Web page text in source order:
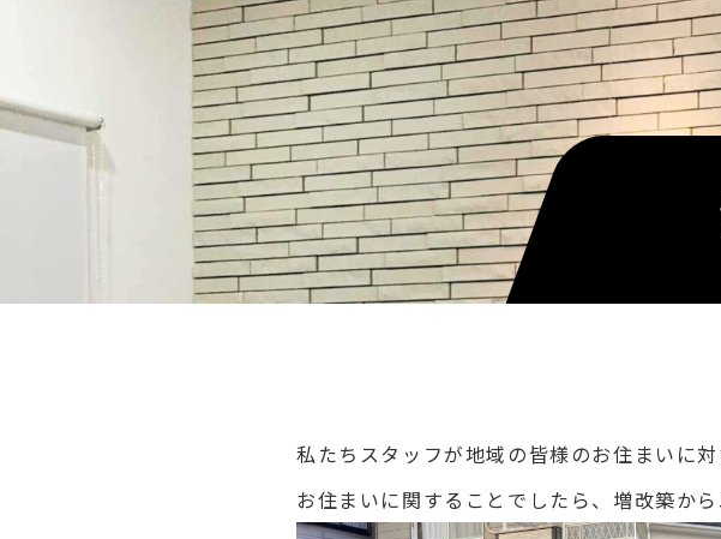
私たちスタッフが地域の皆様のお住まいに
お住まいに関することでしたら、増改築か